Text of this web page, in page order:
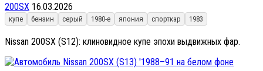
200SX 16.03.2026
купе бензин серый 1980-е япония спорткар 1983
Nissan 200SX (S12): клиновидное купе эпохи выдвижных фар.